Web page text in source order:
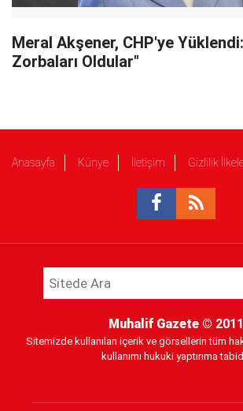
Meral Akşener, CHP'ye
Zorbaları Oldular"
Anasayfa Künye İletişim Gizlilik
Muhalif Gazete © 2011
Sitemizde kullanılan içerik ve görsellerin tüm
kullanımı hukuki yaptırıma